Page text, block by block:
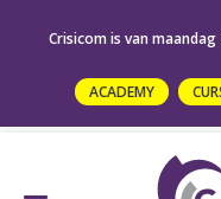
Crisicom is van
ACADEMY